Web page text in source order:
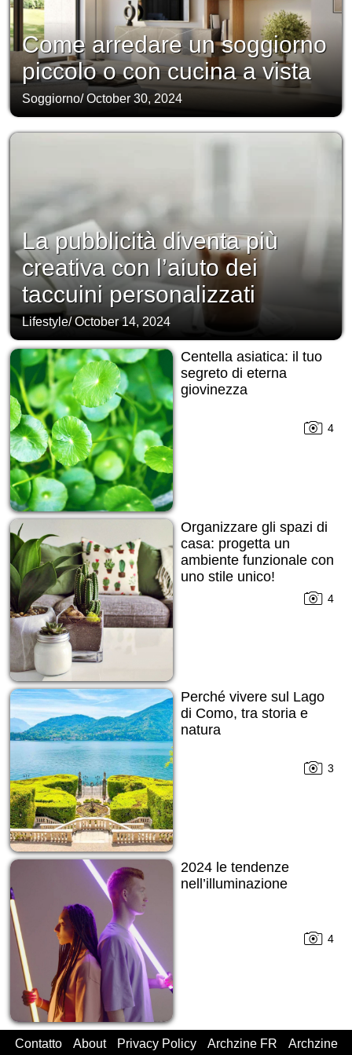
Come arredare un soggiorno
piccolo o con cucina a vista
Soggiorno/October 30, 2024
La pubblicità diventa più
creativa con l’aiuto dei
taccuini personalizzati
Lifestyle/October 14, 2024
Centella asiatica: il tuo
segreto di eterna
giovinezza
4
Organizzare gli spazi di
casa: progetta un
ambiente funzionale con
uno stile unico!
4
Perché vivere sul Lago
di Como, tra storia e
natura
3
2024 le tendenze
nell’illuminazione
4
Contatto About Privacy Policy Archzine FR Archzine